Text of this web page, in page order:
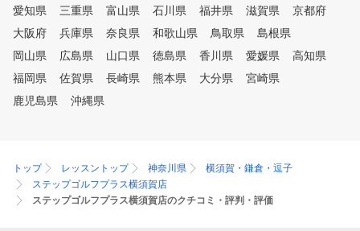
愛知県
三重県 富山県 石川県 福井県 滋賀県
京都府
大阪府
兵庫県 奈良県 和歌山県 鳥取県
島根県
岡山県
広島県 山口県 徳島県 香川県 愛媛県
高知県
福岡県
佐賀県 長崎県 熊本県 大分県
宮崎県
鹿児島県
沖縄県
トップ レッスントップ 神奈川県
横須賀・鎌倉・逗子
ステップゴルフプラス横須賀店
ステップゴルフプラス横須賀店のクチコミ・評判・評価